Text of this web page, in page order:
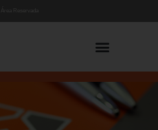
Área Reservada